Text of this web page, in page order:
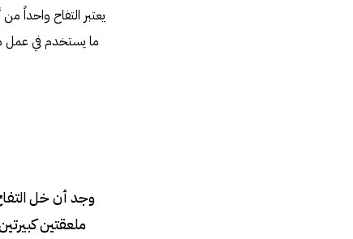
يعتبر التفاح واحداً
ما يستخدم في عمل
وجد أن خل
ملعقتين